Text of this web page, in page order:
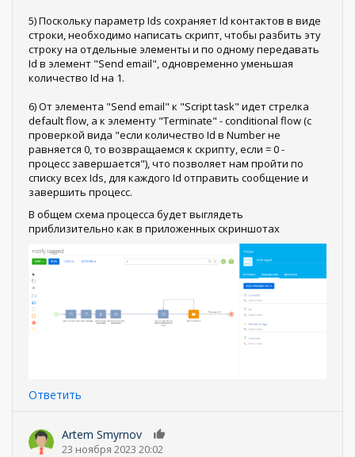
5) Поскольку параметр Ids сохраняет Id контактов в виде
строки, необходимо написать скрипт, чтобы разбить эту
строку на отдельные элементы и по одному передавать
Id в элемент "Send email", одновременно уменьшая
количество Id на 1.
6) От элемента "Send email" к "Script task" идет стрелка
default flow, а к элементу "Terminate" - conditional flow (с
проверкой вида "если количество Id в Number не
равняется 0, то возвращаемся к скрипту, если = 0 -
процесс завершается"), что позволяет нам пройти по
списку всех Ids, для каждого Id отправить сообщение и
завершить процесс.
В общем схема процесса будет выглядеть
приблизительно как в приложенных скриншотах
Ответить
Artem Smyrnov
23 ноября 2023 20:02